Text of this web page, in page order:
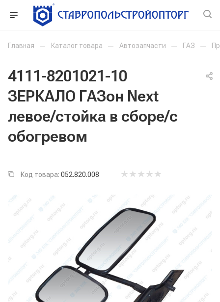
Главная — Каталог товара — Автозапчасти — ГАЗ —
4111-8201021-10
ЗЕРКАЛО ГАЗон Next
левое/стойка в сборе/с
обогревом
Код товара: 052.820.008